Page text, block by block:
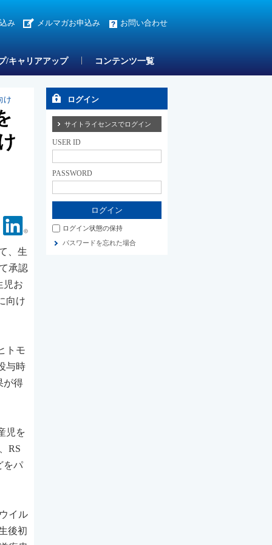
み メルマガお申込み お問い合わせ
/キャリアアップ コンテンツ一覧
け
Facebook Linkedin
、生
承認
児お
向け
トモ
与時
が得
児を
RS
をパ
イル
後初
ログイン
サイトライセンスでログイン
USER ID
PASSWORD
ログイン状態の保持
パスワードを忘れた場合